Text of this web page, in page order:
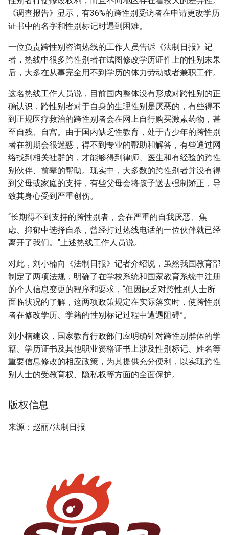
《调查报告》显示，有36%的跨性别受访者在申请更改学历
证书中的名字和性别标记时遇到困难。
一位负责跨性别咨询热线的工作人员告诉《法制日报》记
者，热线中很多跨性别者在试图修改学历证件上的性别未果
后，大多在从事完全用不到学历的体力劳动或者兼职工作。
这名热线工作人员说，目前国内整体没有形成对跨性别的正
确认识，跨性别者对于自身的生理性别是厌恶的，有些得不
到正规医疗救治的跨性别者会在网上自行购买激素药物，甚
至自残、自宫。由于国内缺乏性教育，处于青少年的跨性别
者在初期会很迷惑，得不到专业的帮助和解答，有些通过网
络找到相关社群的，才能够得到律师、医生和有经验的跨性
别伙伴、前辈的帮助。现实中，大多数的跨性别者并没有得
到父母或家庭的支持，有些父母会将孩子送去强制矫正，导
致其身心受到严重创伤。
“长期得不到支持的跨性别者，会在严重的自我厌恶、焦
虑、抑郁中选择自杀，曾经打过热线电话的一位伙伴就已经
离开了我们。”上述热线工作人员说。
对此，刘小楠向《法制日报》记者介绍说，虽然我国教育部
制定了两项法规，明确了在学校系统和国家教育系统中注册
的个人信息变更的程序和要求，“但因缺乏对跨性别人士所
面临状况的了解，这两项政策规定在实际落实时，使跨性别
者在修改学历、学籍的性别标记过程中遭遇阻碍”。
刘小楠建议，国家教育行政部门应明确针对跨性别群体的学
籍、学历证书及其他职业资格证书上涉及性别标记、姓名等
重要信息修改的相应政策，为其提供充分便利，以实现跨性
别人士的受教育权、隐私权等方面的全面保护。
版权信息
来源：赵丽/法制日报